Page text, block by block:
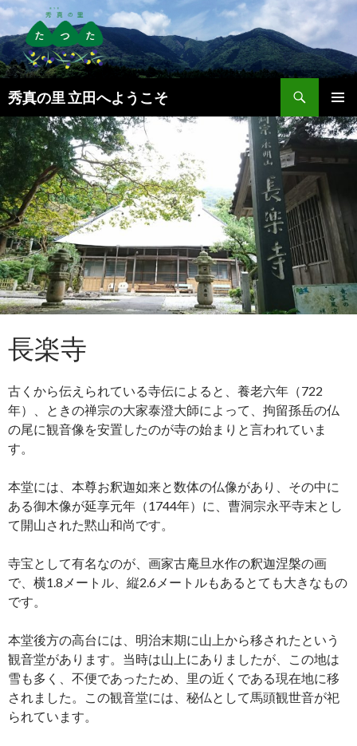
秀真の里 立田へようこそ
索
メインメ
ニュー
ン
テ
ン
ツ
へ
ス
キ
ッ
プ
長楽寺
古くから伝えられている寺伝によると、養老六年（722
年）、ときの禅宗の大家泰澄大師によって、拘留孫岳の仏
の尾に観音像を安置したのが寺の始まりと言われていま
す。
本堂には、本尊お釈迦如来と数体の仏像があり、その中に
ある御木像が延享元年（1744年）に、曹洞宗永平寺末とし
て開山された黙山和尚です。
寺宝として有名なのが、画家古庵旦水作の釈迦涅槃の画
で、横1.8メートル、縦2.6メートルもあるとても大きなもの
です。
本堂後方の高台には、明治末期に山上から移されたという
観音堂があります。当時は山上にありましたが、この地は
雪も多く、不便であったため、里の近くである現在地に移
されました。この観音堂には、秘仏として馬頭観世音が祀
られています。